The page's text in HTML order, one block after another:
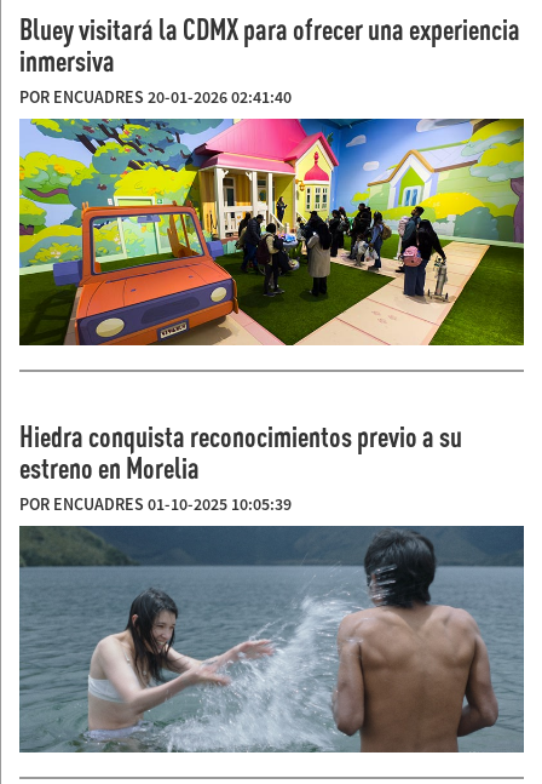
Bluey visitará la CDMX para ofrecer una experiencia
inmersiva
POR ENCUADRES 20-01-2026 02:41:40
Hiedra conquista reconocimientos previo a su
estreno en Morelia
POR ENCUADRES 01-10-2025 10:05:39